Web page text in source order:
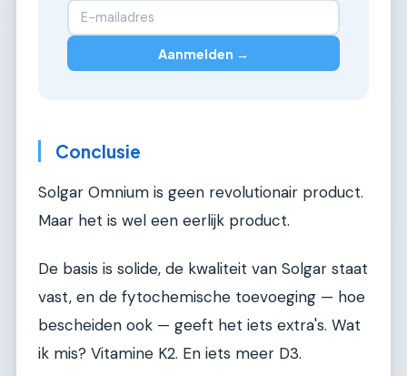
Aanmelden →
Conclusie
Solgar Omnium is geen revolutionair product.
Maar het is wel een eerlijk product.
De basis is solide, de kwaliteit van Solgar staat
vast, en de fytochemische toevoeging — hoe
bescheiden ook — geeft het iets extra's. Wat
ik mis? Vitamine K2. En iets meer D3.